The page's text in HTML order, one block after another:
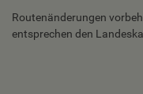
Routenänderungen
entsprechen den